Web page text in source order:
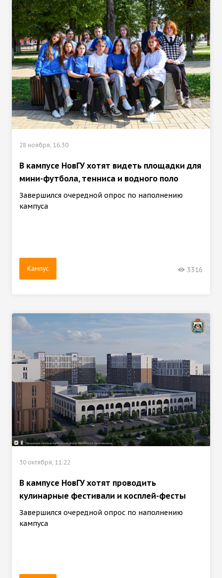
28 ноября, 16:30
В кампусе НовГУ хотят видеть площадки для
мини-футбола, тенниса и водного поло
Завершился очередной опрос по наполнению
кампуса
Кампус 3316
30 октября, 11:22
В кампусе НовГУ хотят проводить
кулинарные фестивали и косплей-фесты
Завершился очередной опрос по наполнению
кампуса